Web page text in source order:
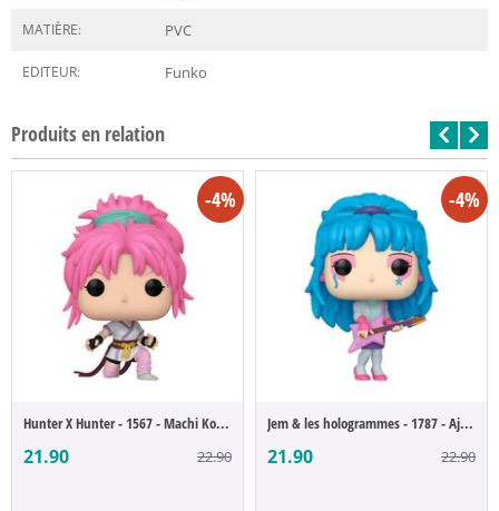
MATIÈRE: PVC
EDITEUR: Funko
Produits en relation
-4%
Hunter X Hunter - 1567 - Machi Komacine (...
21.90 22.90
-4%
Jem & les hologrammes - 1787 - Aja Leith ...
21.90 22.90